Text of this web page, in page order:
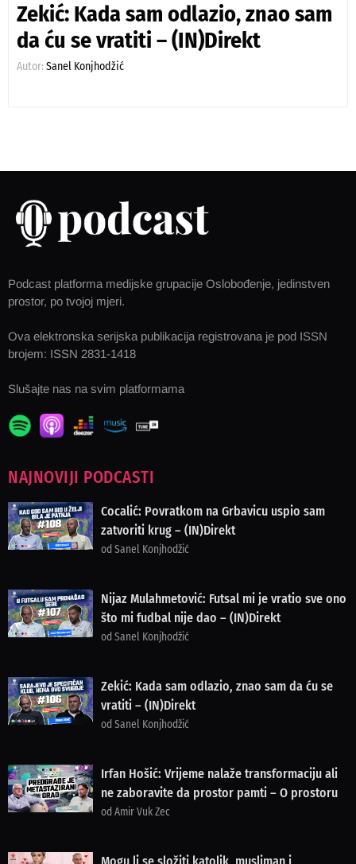
Zekić: Kada sam odlazio, znao sam
da ću se vratiti – (IN)Direkt
Autor: Sanel Konjhodžić
Podcast platforma medijske grupacije Oslobođenje, jedinstven
prostor, po tvojoj mjeri.
Ova elektronska serijska publikacija registrovana je pod ISSN
brojem: ISSN 2831-1418
Slušajte nas na svim platformama
NAJNOVIJI PODCASTI
Cocalić: Povratkom na Grbavicu uspio sam
zatvoriti krug – (IN)Direkt
od Sanel Konjhodžić
Nijaz Mulahmetović: Futsal mi je vratio sve ono
što mi fudbal nije dao – (IN)Direkt
od Sanel Konjhodžić
Zekić: Kada sam odlazio, znao sam da ću se
vratiti – (IN)Direkt
od Sanel Konjhodžić
Irfan Hošić: Vrijeme nalaže transformaciju ali
ne zaboravite da prostor pamti – O prostoru
od Amir Vuk Zec